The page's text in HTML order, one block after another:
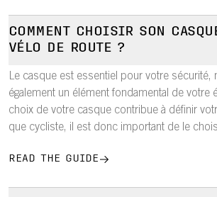
COMMENT CHOISIR SON
VÉLO DE ROUTE ?
Le casque est essentiel pour votre sécurité,
également un élément fondamental de votre
choix de votre casque contribue à définir
que cycliste, il est donc important de le
READ THE GUIDE